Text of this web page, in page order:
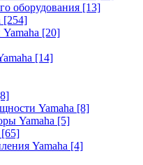
оборудования [13]
[254]
[20]
[14]
Yamaha [8]
Yamaha [5]
[65]
Yamaha [4]